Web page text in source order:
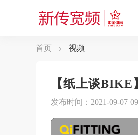
首页 视频
【纸上谈BIKE
发布时间：2021-09-07